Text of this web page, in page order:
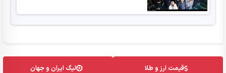
قیمت ارز و طلا لیگ ایران و جهان